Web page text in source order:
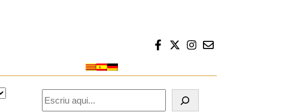
CERCAR
Cercar